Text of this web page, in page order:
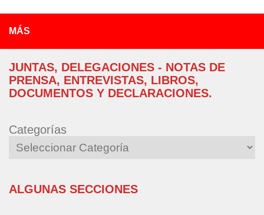
MÁS
JUNTAS, DELEGACIONES - NOTAS DE
PRENSA, ENTREVISTAS, LIBROS,
DOCUMENTOS Y DECLARACIONES.
Categorías
ALGUNAS SECCIONES